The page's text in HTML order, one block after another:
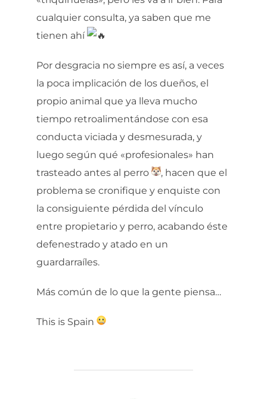
cualquier consulta, ya saben que me
tienen ahí
Por desgracia no siempre es así, a veces
la poca implicación de los dueños, el
propio animal que ya lleva mucho
tiempo retroalimentándose con esa
conducta viciada y desmesurada, y
luego según qué «profesionales» han
trasteado antes al perro
, hacen que el
problema se cronifique y enquiste con
la consiguiente pérdida del vínculo
entre propietario y perro, acabando éste
defenestrado y atado en un
guardarraíles.
Más común de lo que la gente piensa…
This is Spain